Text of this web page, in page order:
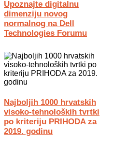
Upoznajte digitalnu
dimenziju novog
normalnog na Dell
Technologies Forumu
Najboljih 1000 hrvatskih
visoko-tehnoloških tvrtki
po kriteriju PRIHODA za
2019. godinu